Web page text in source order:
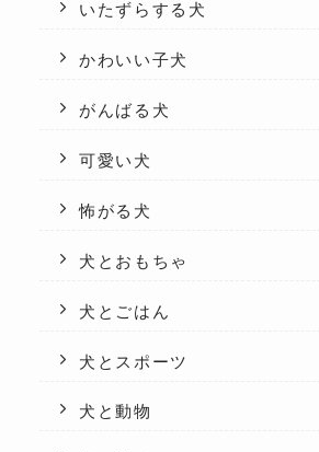
いたずらする犬
かわいい子犬
がんばる犬
可愛い犬
怖がる犬
犬とおもちゃ
犬とごはん
犬とスポーツ
犬と動物